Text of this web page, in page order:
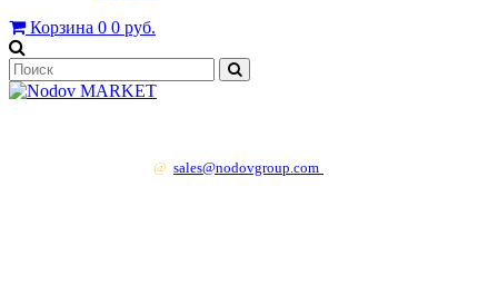
Корзина 0 0 руб.
@ sales@nodovgroup.com